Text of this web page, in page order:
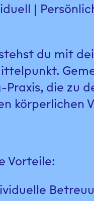
|
du mit
Praxis, die zu
körperlichen
Vorteile: